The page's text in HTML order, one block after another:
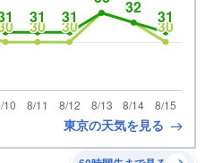
東京の天気を見る